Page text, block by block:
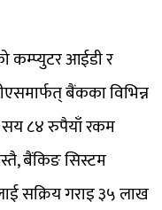
कम्प्युटर आईडी र
बैंकका विभिन्न
सय ८४ रुपैयाँ रकम
बैंकिङ सिस्टम
सक्रिय गराइ ३५ लाख